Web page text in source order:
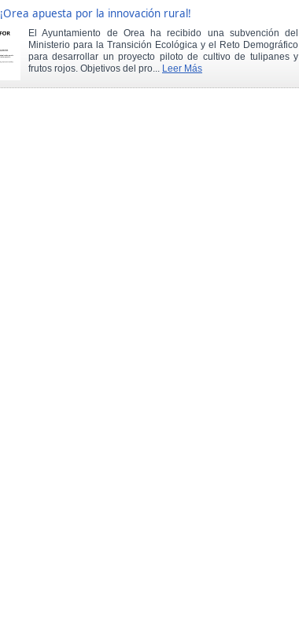
¡Orea apuesta por la innovación rural!
El Ayuntamiento de Orea ha recibido una subvención del
Ministerio para la Transición Ecológica y el Reto Demográfico
para desarrollar un proyecto piloto de cultivo de tulipanes y
frutos rojos. Objetivos del pro... Leer Más